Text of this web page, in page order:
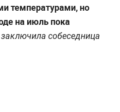
температурами, но
на июль пока
заключила собеседница